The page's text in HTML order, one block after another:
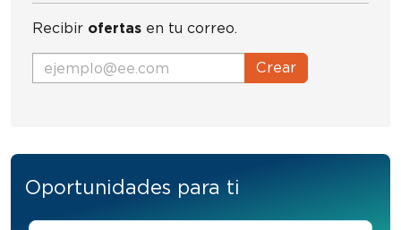
Recibir ofertas en tu correo.
Crear
Oportunidades para ti